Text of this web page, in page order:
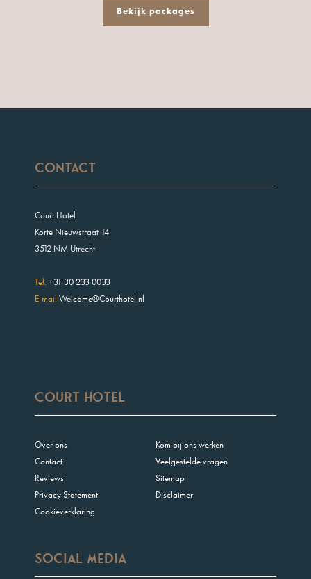
Bekijk packages
Contact
Court Hotel
Korte Nieuwstraat 14
3512 NM Utrecht
Tel. +31 30 233 0033
E-mail Welcome@Courthotel.nl
Court Hotel
Over ons
Contact
Reviews
Privacy Statement
Cookieverklaring
Kom bij ons werken
Veelgestelde vragen
Sitemap
Disclaimer
Social Media